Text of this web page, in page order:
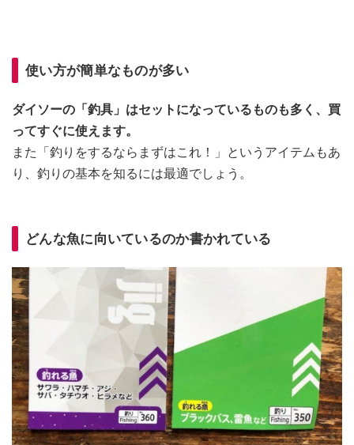
使い方が簡単なものが多い
ダイソーの「釣具」はセットになっているものも多く、買
ってすぐに使えます。
また「釣りをするならまずはこれ！」というアイテムもあ
り、釣りの基本を知るには最適でしょう。
どんな魚に向いているのか書かれている